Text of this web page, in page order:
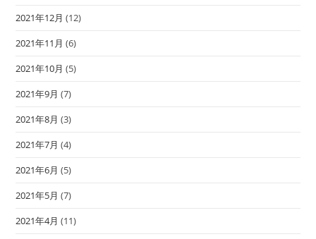
2021年12月 (12)
2021年11月 (6)
2021年10月 (5)
2021年9月 (7)
2021年8月 (3)
2021年7月 (4)
2021年6月 (5)
2021年5月 (7)
2021年4月 (11)